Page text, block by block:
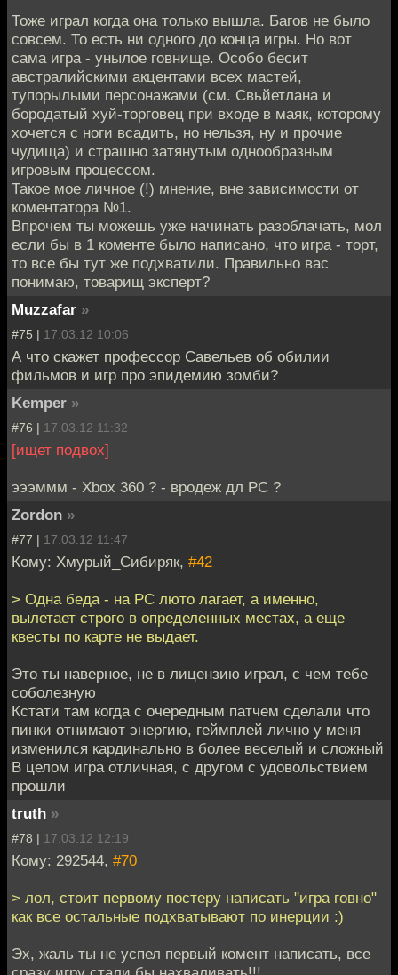
Тоже играл когда она только вышла. Багов не было
совсем. То есть ни одного до конца игры. Но вот
сама игра - унылое говнище. Особо бесит
австралийскими акцентами всех мастей,
тупорылыми персонажами (см. Свьйетлана и
бородатый хуй-торговец при входе в маяк, которому
хочется с ноги всадить, но нельзя, ну и прочие
чудища) и страшно затянутым однообразным
игровым процессом.
Такое мое личное (!) мнение, вне зависимости от
коментатора №1.
Впрочем ты можешь уже начинать разоблачать, мол
если бы в 1 коменте было написано, что игра - торт,
то все бы тут же подхватили. Правильно вас
понимаю, товарищ эксперт?
Muzzafar »
#75 | 17.03.12 10:06
А что скажет профессор Савельев об обилии
фильмов и игр про эпидемию зомби?
Kemper »
#76 | 17.03.12 11:32
[ищет подвох]
эээммм - Xbox 360 ? - вродеж дл PC ?
Zordon »
#77 | 17.03.12 11:47
Кому: Хмурый_Сибиряк, #42
> Одна беда - на PC люто лагает, а именно,
вылетает строго в определенных местах, а еще
квесты по карте не выдает.
Это ты наверное, не в лицензию играл, с чем тебе
соболезную
Кстати там когда с очередным патчем сделали что
пинки отнимают энергию, геймплей лично у меня
изменился кардинально в более веселый и сложный
В целом игра отличная, с другом с удовольствием
прошли
truth »
#78 | 17.03.12 12:19
Кому: 292544, #70
> лол, стоит первому постеру написать "игра говно"
как все остальные подхватывают по инерции :)
Эх, жаль ты не успел первый комент написать, все